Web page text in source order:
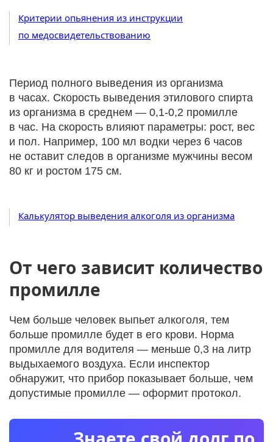
Критерии опьянения из инструкции
по медосвидетельствованию
Период полного выведения из организма
в часах. Скорость выведения этилового спирта
из организма в среднем — 0,1-0,2 промилле
в час. На скорость влияют параметры: рост, вес
и пол. Например, 100 мл водки через 6 часов
не оставит следов в организме мужчины весом
80 кг и ростом 175 см.
Калькулятор выведения алкоголя из организма
От чего зависит количество
промилле
Чем больше человек выпьет алкоголя, тем
больше промилле будет в его крови. Норма
промилле для водителя — меньше 0,3 на литр
выдыхаемого воздуха. Если инспектор
обнаружит, что прибор показывает больше, чем
допустимые промилле — оформит протокол.